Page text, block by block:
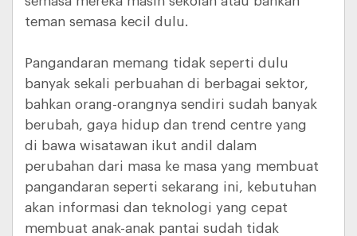
teman semasa kecil dulu.
Pangandaran memang tidak seperti dulu
banyak sekali perbuahan di berbagai sektor,
bahkan orang-orangnya sendiri sudah banyak
berubah, gaya hidup dan trend centre yang
di bawa wisatawan ikut andil dalam
perubahan dari masa ke masa yang membuat
pangandaran seperti sekarang ini, kebutuhan
akan informasi dan teknologi yang cepat
membuat anak-anak pantai sudah tidak